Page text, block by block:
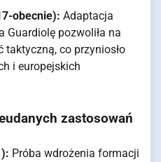
obecnie): Adaptacja
Guardiolę pozwoliła na
taktyczną, co przyniosło
i europejskich
zastosowań
Próba wdrożenia formacji